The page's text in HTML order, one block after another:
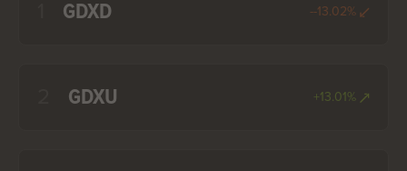
GDXD --13.02%
GDXU +13.01%